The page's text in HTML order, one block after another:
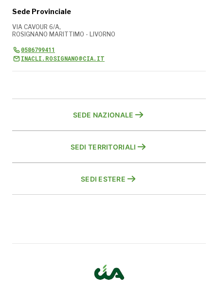
Sede Provinciale
VIA CAVOUR 6/A,
ROSIGNANO MARITTIMO - LIVORNO
0586799411
INACLI.ROSIGNANO@CIA.IT
SEDE NAZIONALE
SEDI TERRITORIALI
SEDI ESTERE